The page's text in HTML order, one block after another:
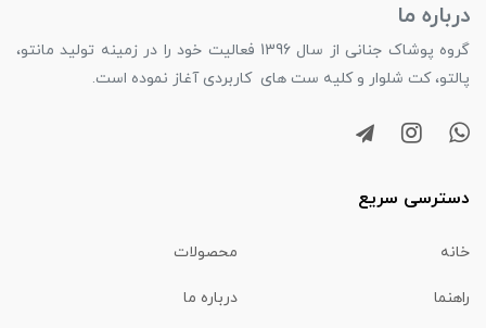
درباره ما
گروه پوشاک جنانی از سال 1396 فعالیت خود را در زمینه تولید مانتو،
پالتو، کت شلوار و کلیه ست های کاربردی آغاز نموده است.
دسترسی سریع
خانه محصولات
راهنما درباره ما